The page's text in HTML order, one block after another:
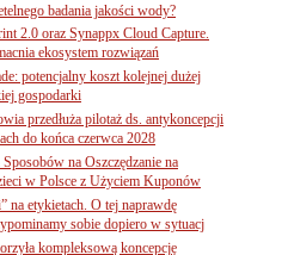
badania jakości wody?
2.0 oraz Synappx Cloud Capture.
ekosystem rozwiązań
potencjalny koszt kolejnej dużej
gospodarki
przedłuża pilotaż ds. antykoncepcji
do końca czerwca 2028
na Oszczędzanie na
w Polsce z Użyciem Kuponów
na etykietach. O tej naprawdę
sobie dopiero w sytuacj
kompleksową koncepcję